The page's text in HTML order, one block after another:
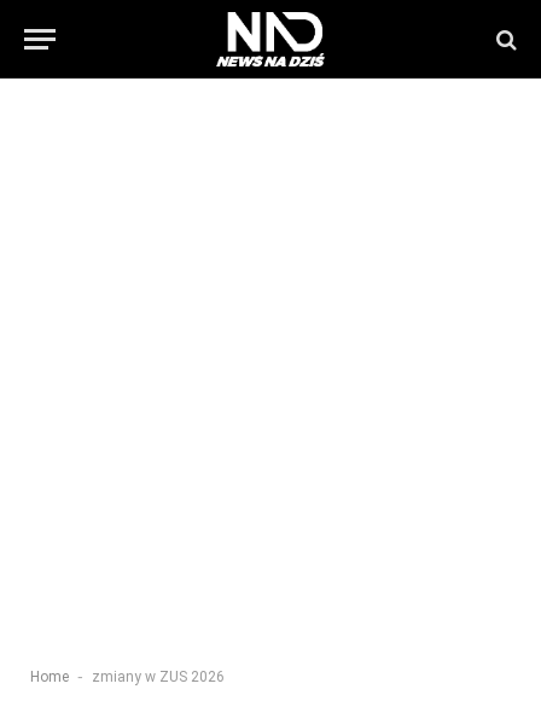
Home - zmiany w ZUS 2026